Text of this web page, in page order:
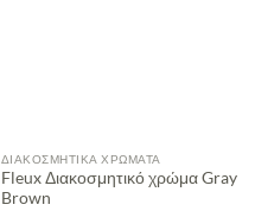
ΔΙΑΚΟΣΜΗΤΙΚΆ ΧΡΏΜΑΤΑ
Fleux Διακοσμητικό χρώμα Gray
Brown